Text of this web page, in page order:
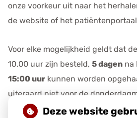
onze voorkeur uit naar het
de website of het
Voor elke mogelijkheid geldt dat
10.00 uur zijn besteld, 5 dagen na
15:00 uur kunnen worden
uiteraard niet voor de
apotheek dan gesloten is. Op de
Deze website